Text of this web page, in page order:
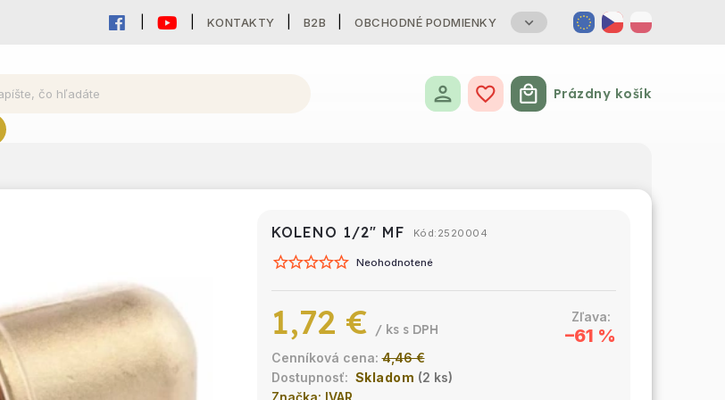
KONTAKTY B2B OBCHODNÉ PODMIENKY
Nákupný košík
Prázdny košík
KOLENO 1/2" MF Kód: 2520004
Neohodnotené
Značka: IVAR
4,46 €
–61 %
1,72 € / ks
Skladom (2 ks)